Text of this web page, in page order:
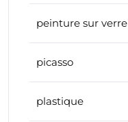
peinture sur verre
picasso
plastique